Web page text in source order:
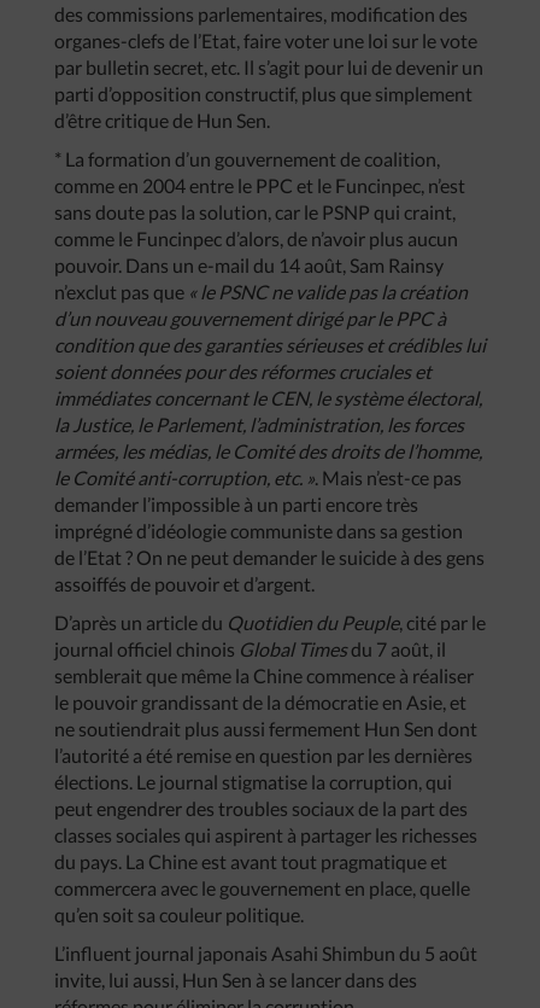
des commissions parlementaires, modification des
organes-clefs de l’Etat, faire voter une loi sur le vote
par bulletin secret, etc. Il s’agit pour lui de devenir un
parti d’opposition constructif, plus que simplement
d’être critique de Hun Sen.
* La formation d’un gouvernement de coalition,
comme en 2004 entre le PPC et le Funcinpec, n’est
sans doute pas la solution, car le PSNP qui craint,
comme le Funcinpec d’alors, de n’avoir plus aucun
pouvoir. Dans un e-mail du 14 août, Sam Rainsy
n’exclut pas que « le PSNC ne valide pas la création
d’un nouveau gouvernement dirigé par le PPC à
condition que des garanties sérieuses et crédibles lui
soient données pour des réformes cruciales et
immédiates concernant le CEN, le système électoral,
la Justice, le Parlement, l’administration, les forces
armées, les médias, le Comité des droits de l’homme,
le Comité anti-corruption, etc. ». Mais n’est-ce pas
demander l’impossible à un parti encore très
imprégné d’idéologie communiste dans sa gestion
de l’Etat ? On ne peut demander le suicide à des gens
assoiffés de pouvoir et d’argent.
D’après un article du Quotidien du Peuple, cité par le
journal officiel chinois Global Timesdu 7 août, il
semblerait que même la Chine commence à réaliser
le pouvoir grandissant de la démocratie en Asie, et
ne soutiendrait plus aussi fermement Hun Sen dont
l’autorité a été remise en question par les dernières
élections. Le journal stigmatise la corruption, qui
peut engendrer des troubles sociaux de la part des
classes sociales qui aspirent à partager les richesses
du pays. La Chine est avant tout pragmatique et
commercera avec le gouvernement en place, quelle
qu’en soit sa couleur politique.
L’influent journal japonais Asahi Shimbun du 5 août
invite, lui aussi, Hun Sen à se lancer dans des